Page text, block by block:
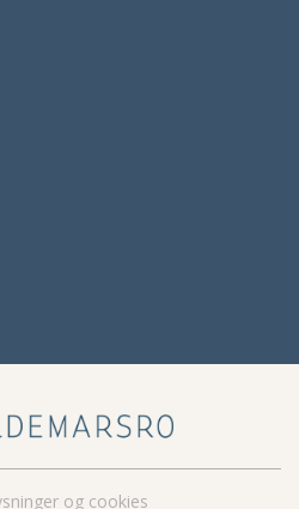
og cookies